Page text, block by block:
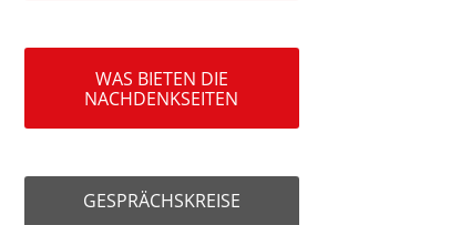
WAS BIETEN DIE
NACHDENKSEITEN
GESPRÄCHSKREISE